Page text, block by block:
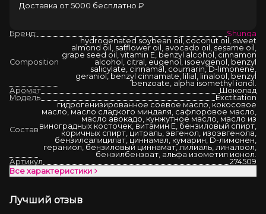
Доставка от 5000 бесплатно ₽
Бренд: Shunga
Composition
hydrogenated soybean oil, coconut oil, sweet
almond oil, safflower oil, avocado oil, sesame oil,
grape seed oil, vitamin E, benzyl alcohol, cinnamon
alcohol, citral, eugenol, isoevgenol, benzyl
salicylate, cinnamal, coumarin, D-limonene,
geraniol, benzyl cinnamate, lilial, linalool, benzyl
benzoate, alpha isomethyl ionol.
Аромат
Шоколад
Модель
Exctitation
Состав
гидрогенизированное соевое масло, кокосовое
масло, масло сладкого миндаля, сафлоровое масло,
масло авокадо, кунжутное масло, масло из
виноградных косточек, витамин Е, бензиловый спирт,
коричных спирт, цитраль, эвгенол, изоэвгенола,
бензилсалицилат, циннамал, кумарин, D-лимонен,
гераниол, бензиловый циннамат, лилиаль, линалоол,
бензилбензоат, альфа изометил ионол.
Артикул
274509
Все характеристики
Лучший отзыв